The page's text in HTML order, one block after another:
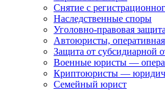
Снятие с
Наследственные споры
Уголовно-правовая
Автоюристы,
Защита от субсидиарной
Военные юристы —
Криптоюристы —
Семейный юрист